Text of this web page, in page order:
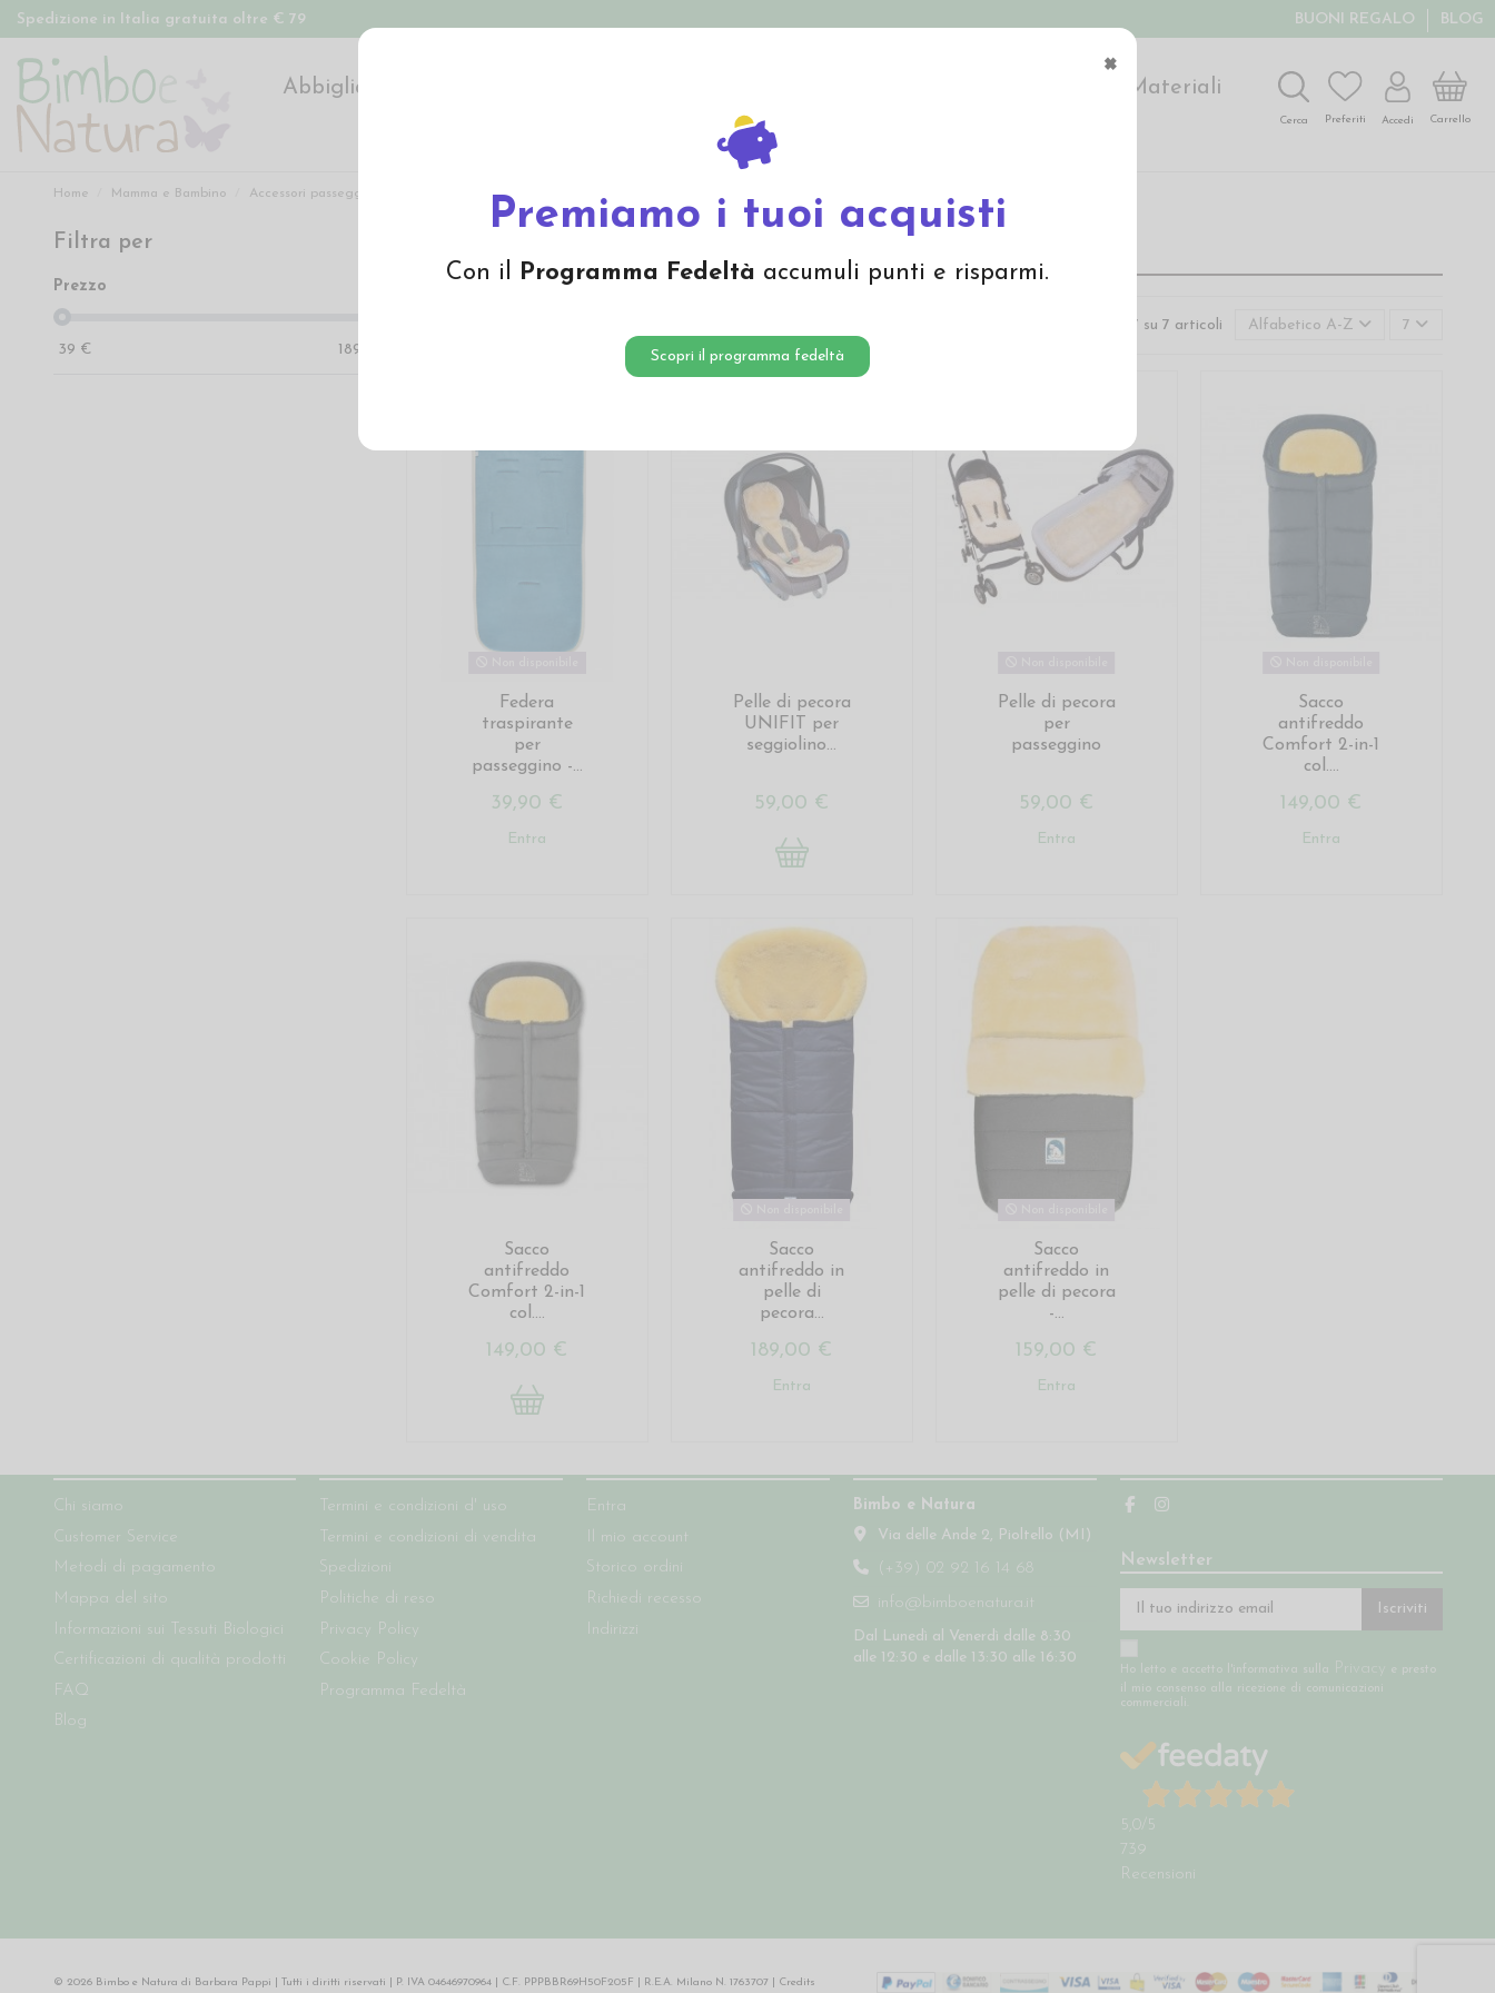
×
Premiamo i tuoi acquisti
Con il Programma Fedeltà accumuli punti e risparmi.
Scopri il programma fedeltà
Spedizione in Italia gratuita oltre € 79 BUONI REGALO BLOG
Abbigliamento
Materiali
Offerte
Cerca Preferiti Accedi Carrello
Home Mamma e Bambino Accessori passeggino e seggiolino
Visualizzati 1-7 su 7 articoli Alfabetico A-Z 7
Federa
traspirante
per
passeggino -...
39,90 €
Entra
Pelle di pecora
UNIFIT per
seggiolino...
59,00 €
Pelle di pecora
per
passeggino
59,00 €
Entra
Sacco
antifreddo
Comfort 2-in-1
col....
149,00 €
Entra
Sacco
antifreddo
Comfort 2-in-1
col....
149,00 €
Sacco
antifreddo in
pelle di
pecora...
189,00 €
Entra
Sacco
antifreddo in
pelle di pecora
-...
159,00 €
Entra
Filtra per
Prezzo
39 € 189
Chi siamo
Customer Service
Metodi di pagamento
Mappa del sito
Informazioni sui Tessuti Biologici
Certificazioni di qualità prodotti
FAQ
Blog
Termini e condizioni d' uso
Termini e condizioni di vendita
Spedizioni
Politiche di reso
Privacy Policy
Cookie Policy
Programma Fedeltà
Entra
Il mio account
Storico ordini
Richiedi recesso
Indirizzi
Bimbo e Natura
Via delle Ande 2, Pioltello (MI)
(+39) 02 92 16 14 68
info@bimboenatura.it
Dal Lunedì al Venerdì dalle 8:30
alle 12:30 e dalle 13:30 alle 16:30
Newsletter
Iscriviti
Ho letto e accetto l'informativa sulla Privacy
e presto
il mio consenso alla ricezione di comunicazioni
commerciali.
5,0/5
739
Recensioni
© 2026 Bimbo e Natura di Barbara Pappi | Tutti i diritti riservati | P. IVA 04646970964 | C.F. PPPBBR69H50F205F | R.E.A. Milano N. 1763707 | Credits